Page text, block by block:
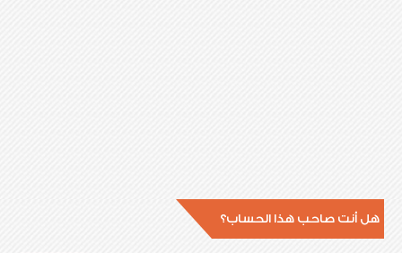
هل أنت صاحب هذا الحساب؟